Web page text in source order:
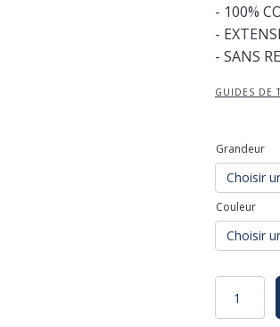
- 100%
-
- SANS
GUIDES DE
Grandeur
Couleur
quantité